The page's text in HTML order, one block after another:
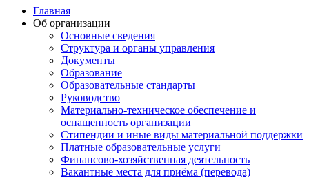
Главная
Об организации
Основные сведения
Структура и органы управления
Документы
Образование
Образовательные стандарты
Руководство
Материально-техническое обеспечение и
оснащенность организации
Стипендии и иные виды материальной поддержки
Платные образовательные услуги
Финансово-хозяйственная деятельность
Вакантные места для приёма (перевода)